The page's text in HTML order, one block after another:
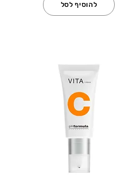
להוסיף לסל